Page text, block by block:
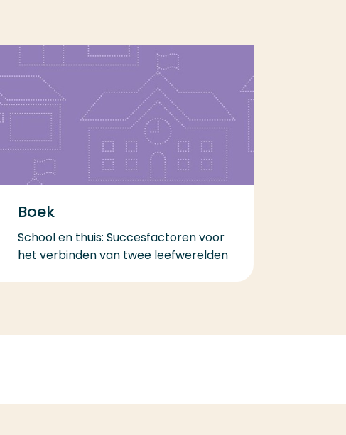
Boek
School en thuis: Succesfactoren voor
het verbinden van twee leefwerelden